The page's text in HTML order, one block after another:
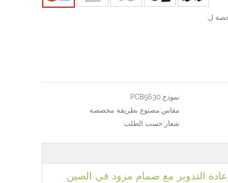
ل:
نموذج:PCB5630
مقاس:مصنوع بطريقة مخصصة
شعار:حسب الطلب
التدوير مع صمام مزود في الصين